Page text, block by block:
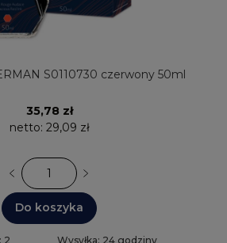
S0110730 czerwony 50ml
35,78 zł
netto: 29,09 zł
Do koszyka
2 Wysyłka: 24 godziny